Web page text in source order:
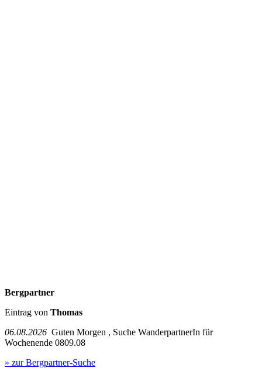
Bergpartner
Eintrag von Thomas
06.08.2026 Guten Morgen , Suche WanderpartnerIn für
Wochenende 0809.08
» zur Bergpartner-Suche